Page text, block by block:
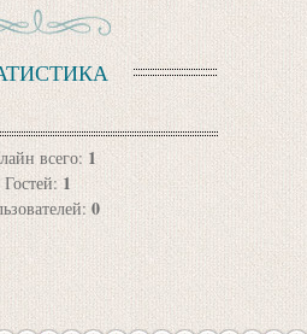
всего: 1
Гостей:1
0